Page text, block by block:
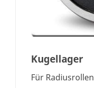
Kugellager
Für Radiusrollen